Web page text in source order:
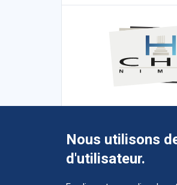
Nous utilisons
d'utilisateur.